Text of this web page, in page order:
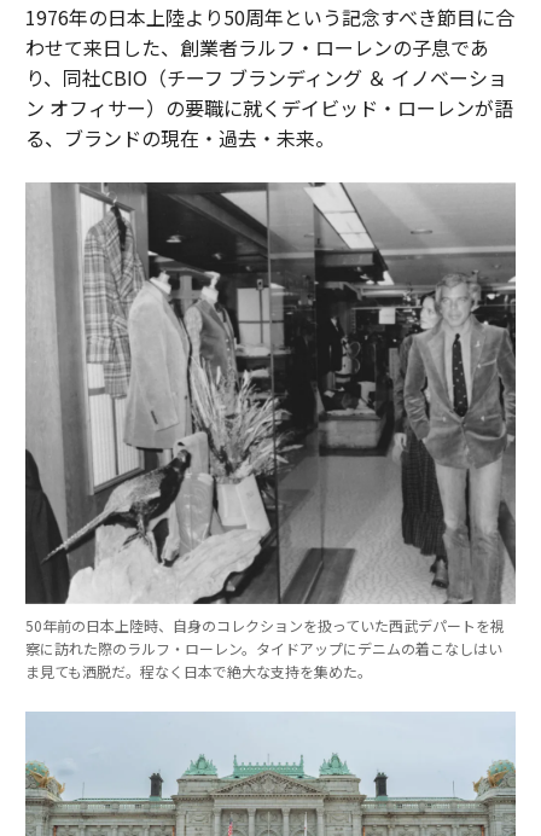
1976年の日本上陸より50周年という記念すべき節目に合
わせて来日した、創業者ラルフ・ローレンの子息であ
り、同社CBIO（チーフ ブランディング ＆ イノベーショ
ン オフィサー）の要職に就くデイビッド・ローレンが語
る、ブランドの現在・過去・未来。
50年前の日本上陸時、自身のコレクションを扱っていた西武デパートを視
察に訪れた際のラルフ・ローレン。タイドアップにデニムの着こなしはい
ま見ても洒脱だ。程なく日本で絶大な支持を集めた。